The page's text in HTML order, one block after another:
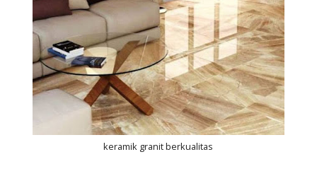
keramik granit berkualitas